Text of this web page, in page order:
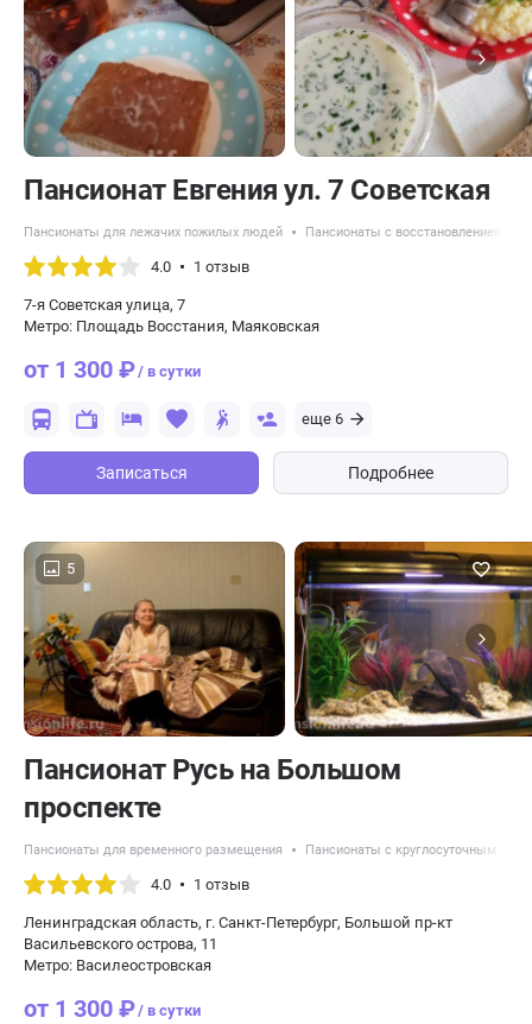
Пансионат Евгения ул. 7 Советская
Пансионаты для лежачих пожилых людей Пансионаты с восстановлением
4.0 1 отзыв
7-я Советская улица, 7
Метро: Площадь Восстания, Маяковская
от 1 300 ₽/ в сутки
еще 6
Записаться Подробнее
5
Пансионат Русь на Большом
проспекте
Пансионаты для временного размещения Пансионаты с круглосуточным
4.0 1 отзыв
Ленинградская область, г. Санкт-Петербург, Большой пр-кт
Васильевского острова, 11
Метро: Василеостровская
от 1 300 ₽/ в сутки